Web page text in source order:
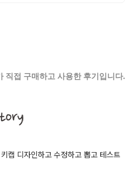
직접 구매하고 사용한 후기입니다.
캡 디자인하고 수정하고 뽑고 테스트